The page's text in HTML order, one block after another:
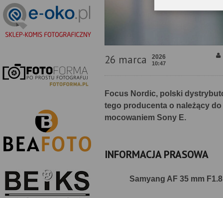
26 marca 2026
10:47
Focus Nordic, polski
tego producenta o należący
mocowaniem Sony E.
INFORMACJA PRASOWA
Samyang AF 35 mm